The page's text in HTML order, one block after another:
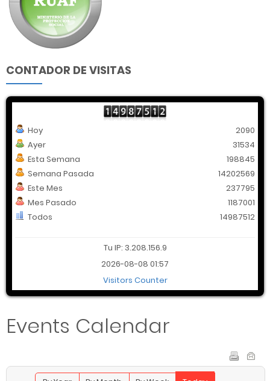
CONTADOR DE VISITAS
Hoy
Ayer
Esta Semana
Semana Pasada
Este Mes
Mes Pasado
Todos
2090
31534
198845
14202569
237795
1187001
14987512
Tu IP: 3.208.156.9
2026-08-08 01:57
Visitors Counter
Events Calendar